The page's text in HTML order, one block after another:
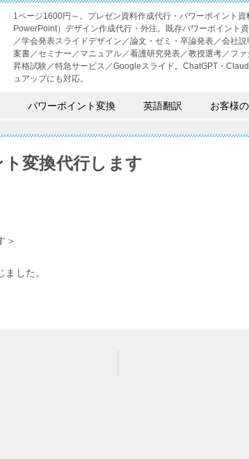
1ページ1600円～。プレゼン資料作成代行・パワーポイント
PowerPoint）デザイン作成代行・外注。既存パワーポイント
／学会発表スライドデザイン／論文・ゼミ・卒論発表／会社
案書／セミナー／マニュアル／看護研究発表／教授選考／フ
昇格試験／特急サービス／Googleスライド。ChatGPT・
ュアップにも対応。
パワーポイント変換 英語翻訳 お客様
変換代行します
＞
した。